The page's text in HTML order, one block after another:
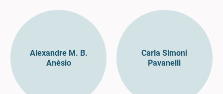
Alexandre M. B.
Anésio
Carla Simoni
Pavanelli